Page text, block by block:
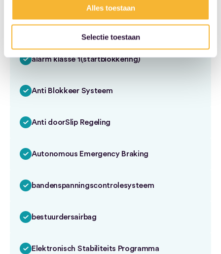
Alles toestaan
Selectie toestaan
Veiligheid & Techniek
alarm klasse 1(startblokkering)
Anti Blokkeer Systeem
Anti doorSlip Regeling
Autonomous Emergency Braking
bandenspanningscontrolesysteem
bestuurdersairbag
Elektronisch Stabiliteits Programma